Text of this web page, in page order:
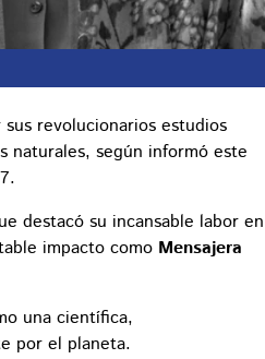
revolucionarios estudios
naturales, según informó este
destacó su incansable labor en
impacto como Mensajera
una científica,
por el planeta.